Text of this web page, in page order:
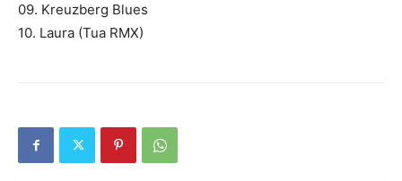
09. Kreuzberg Blues
10. Laura (Tua RMX)